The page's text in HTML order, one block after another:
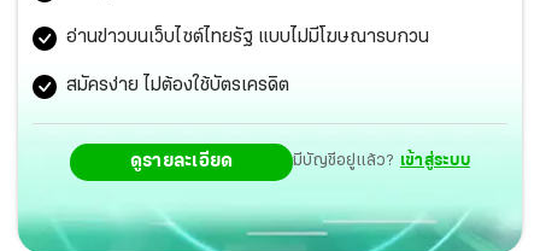
อ่านข่าวบนเว็บไซต์ไทยรัฐ แบบไม่มีโฆษณารบกวน
สมัครง่าย ไม่ต้องใช้บัตรเครดิต
ดูรายละเอียด มีบัญชีอยู่แล้ว? เข้าสู่ระบบ